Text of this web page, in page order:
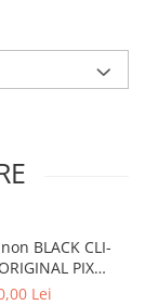
BLACK CLI-
PIXMA
Lei